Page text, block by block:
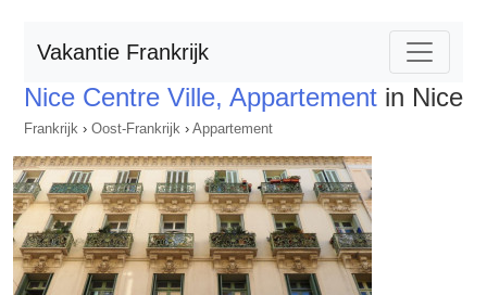
Vakantie Frankrijk
Nice Centre Ville, Appartement in Nice
Frankrijk › Oost-Frankrijk › Appartement